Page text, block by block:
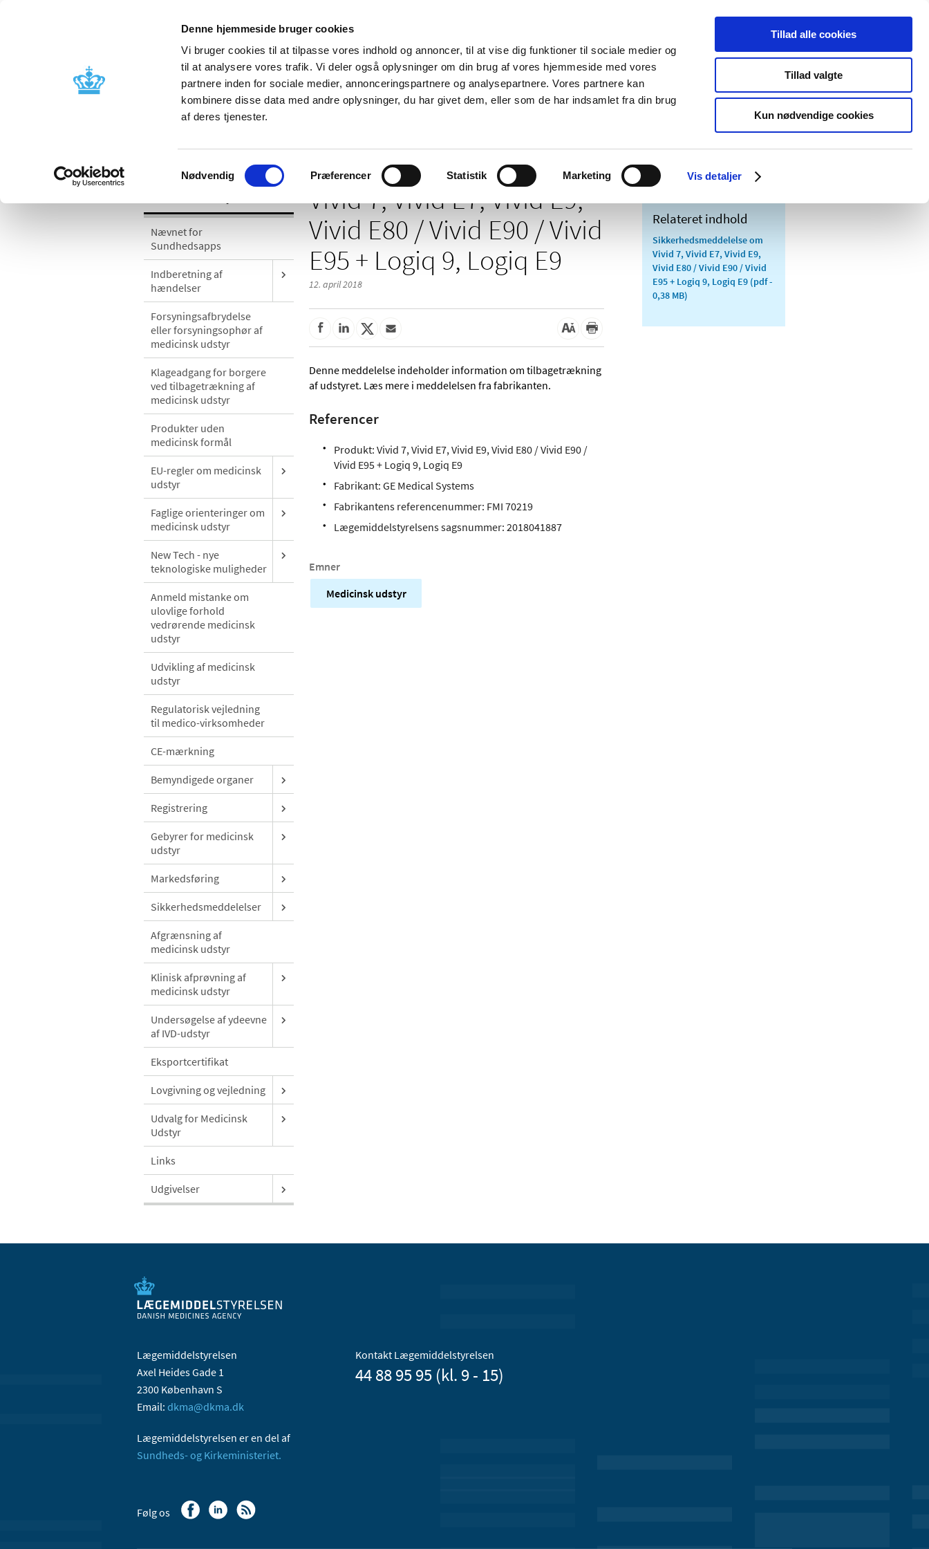
Denne hjemmeside bruger cookies
Vi bruger cookies til at tilpasse vores indhold og annoncer, til at vise dig funktioner til sociale medier og
til at analysere vores trafik. Vi deler også oplysninger om din brug af vores hjemmeside med vores
partnere inden for sociale medier, annonceringspartnere og analysepartnere. Vores partnere kan
kombinere disse data med andre oplysninger, du har givet dem, eller som de har indsamlet fra din brug
af deres tjenester.
Samtykkevalg
Nødvendig Præferencer Statistik Marketing Vis detaljer
Tillad alle cookies
Tillad valgte
Kun nødvendige cookies
Nyheder Om os Kontakt Udgivelser
Godkendelse og
Bivirkninger og
produktinformation
Tilskud og
Apoteker og salg af
Medicinsk
Særlige
produktområder
Nævnet for
Sundhedsapps
Indberetning af
hændelser
Forsyningsafbrydelse
eller forsyningsophør af
medicinsk udstyr
Klageadgang for borgere
ved tilbagetrækning af
medicinsk udstyr
Produkter uden
medicinsk formål
EU-regler om medicinsk
udstyr
Faglige orienteringer om
medicinsk udstyr
New Tech - nye
teknologiske muligheder
Anmeld mistanke om
ulovlige forhold
vedrørende medicinsk
udstyr
Udvikling af medicinsk
udstyr
Regulatorisk vejledning
til medico-virksomheder
CE-mærkning
Bemyndigede organer
Registrering
Gebyrer for medicinsk
udstyr
Markedsføring
Sikkerhedsmeddelelser
Afgrænsning af
medicinsk udstyr
Klinisk afprøvning af
medicinsk udstyr
Undersøgelse af ydeevne
af IVD-udstyr
Eksportcertifikat
Lovgivning og vejledning
Udvalg for Medicinsk
Udstyr
Links
Udgivelser
Vivid 7, Vivid E7, Vivid E9,
Vivid E80 / Vivid E90 / Vivid
E95 + Logiq 9, Logiq E9
12. april 2018
Denne meddelelse indeholder information om tilbagetrækning
af udstyret. Læs mere i meddelelsen fra fabrikanten.
Referencer
Produkt: Vivid 7, Vivid E7, Vivid E9, Vivid E80 / Vivid E90 /
Vivid E95 + Logiq 9, Logiq E9
Fabrikant: GE Medical Systems
Fabrikantens referencenummer: FMI 70219
Lægemiddelstyrelsens sagsnummer:2018041887
Emner
Medicinsk udstyr
Relateret indhold
Sikkerhedsmeddelelse om
Vivid 7, Vivid E7, Vivid E9,
Vivid E80 / Vivid E90 / Vivid
E95 + Logiq 9, Logiq E9 (pdf -
0,38 MB)
Lægemiddelstyrelsen
Axel Heides Gade 1
2300 København S
Email: dkma@dkma.dk
Lægemiddelstyrelsen er en del af
Sundheds- og Kirkeministeriet.
Kontakt Lægemiddelstyrelsen
44 88 95 95 (kl. 9 - 15)
Følg os